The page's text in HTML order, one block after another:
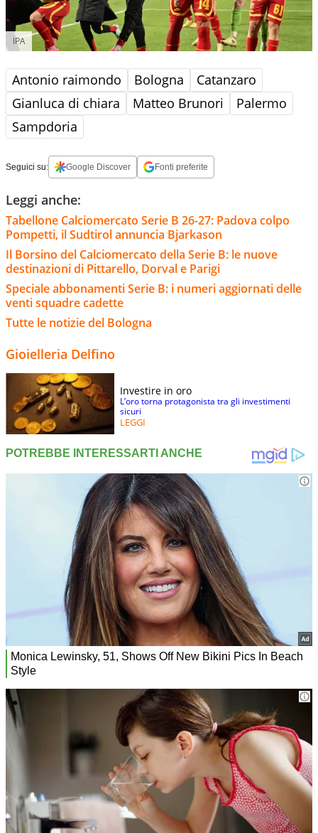
IPA
Antonio raimondo Bologna
Catanzaro
Gianluca di chiara
Matteo Brunori
Palermo
Sampdoria
Seguici su: Google Discover Fonti preferite
Leggi anche:
Tabellone Calciomercato Serie B 26-27: Padova colpo
Pompetti, il Sudtirol annuncia Bjarkason
Il Borsino del Calciomercato della Serie B: le nuove
destinazioni di Pittarello, Dorval e Parigi
Speciale abbonamenti Serie B: i numeri aggiornati delle
venti squadre cadette
Tutte le notizie del Bologna
Gioielleria Delfino
Investire in oro
L’oro torna protagonista tra gli investimenti
sicuri
LEGGI